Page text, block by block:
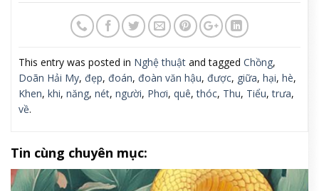
This entry was posted in Nghệ thuật and tagged Chồng,
Doãn Hải My, đẹp, đoán, đoàn văn hậu, được, giữa, hại, hè,
Khen, khi, năng, nét, người, Phơi, quê,thóc, Thu, Tiểu,trưa,
về.
Tin cùng chuyên mục: